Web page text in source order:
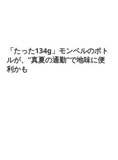
「たった134g」モンベルのボト
ルが、“真夏の通勤”で地味に便
利かも